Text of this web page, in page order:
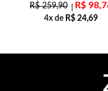
R$259,90 R$
4x de R$ 24,69